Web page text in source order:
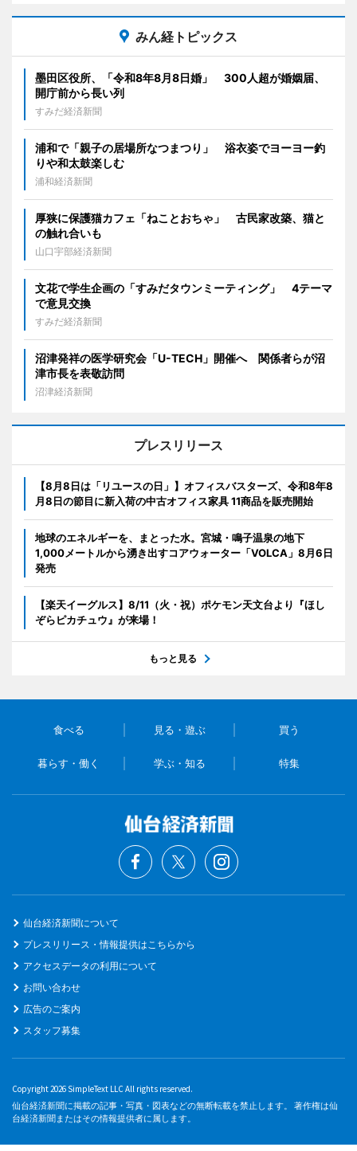
みん経トピックス
墨田区役所、「令和8年8月8日婚」 300人超が婚姻届、
開庁前から長い列
すみだ経済新聞
浦和で「親子の居場所なつまつり」 浴衣姿でヨーヨー釣
りや和太鼓楽しむ
浦和経済新聞
厚狭に保護猫カフェ「ねことおちゃ」 古民家改築、猫と
の触れ合いも
山口宇部経済新聞
文花で学生企画の「すみだタウンミーティング」 4テーマ
で意見交換
すみだ経済新聞
沼津発祥の医学研究会「U-TECH」開催へ 関係者らが沼
津市長を表敬訪問
沼津経済新聞
プレスリリース
【8月8日は「リユースの日」】オフィスバスターズ、令和8年8
月8日の節目に新入荷の中古オフィス家具 11商品を販売開始
地球のエネルギーを、まとった水。宮城・鳴子温泉の地下
1,000メートルから湧き出すコアウォーター「VOLCA」8月6日
発売
【楽天イーグルス】8/11（火・祝）ポケモン天文台より『ほし
ぞらピカチュウ』が来場！
もっと見る
食べる 見る・遊ぶ 買う
暮らす・働く 学ぶ・知る 特集
仙台経済新聞について
プレスリリース・情報提供はこちらから
アクセスデータの利用について
お問い合わせ
広告のご案内
スタッフ募集
Copyright 2026 SimpleText LLC All rights reserved.
仙台経済新聞に掲載の記事・写真・図表などの無断転載を禁止します。 著作権は仙
台経済新聞またはその情報提供者に属します。